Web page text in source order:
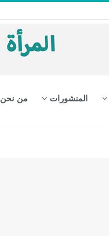
المنشورات من نحن